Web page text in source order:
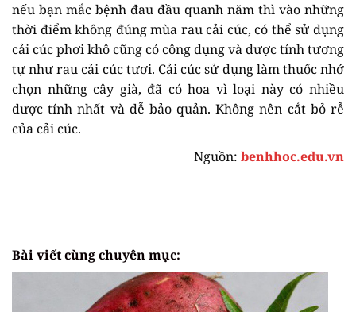
nếu bạn mắc bệnh đau đầu quanh năm thì vào những
thời điểm không đúng mùa rau cải cúc, có thể sử dụng
cải cúc phơi khô cũng có công dụng và dược tính tương
tự như rau cải cúc tươi. Cải cúc sử dụng làm thuốc nhớ
chọn những cây già, đã có hoa vì loại này có nhiều
dược tính nhất và dễ bảo quản. Không nên cắt bỏ rễ
của cải cúc.
Nguồn: benhhoc.edu.vn
Bài viết cùng chuyên mục: